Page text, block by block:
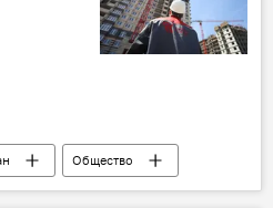
Общество